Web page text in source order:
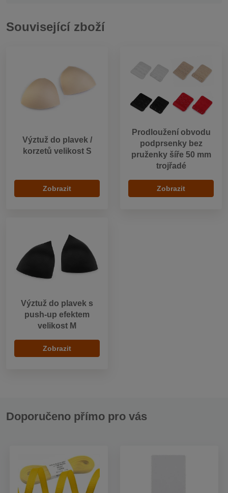
Související zboží
Výztuž do plavek /
korzetů velikost S
Zobrazit
Prodloužení obvodu
podprsenky bez
pruženky šíře 50 mm
trojřadé
Zobrazit
Výztuž do plavek s
push-up efektem
velikost M
Zobrazit
Doporučeno přímo pro vás